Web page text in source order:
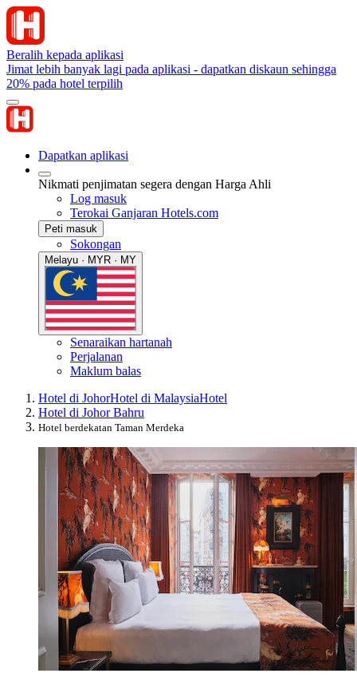
Beralih kepada aplikasi
Jimat lebih banyak lagi pada aplikasi - dapatkan diskaun sehingga
20% pada hotel terpilih
Dapatkan aplikasi
Nikmati penjimatan segera dengan Harga Ahli
Log masuk
Terokai Ganjaran Hotels.com
Peti masuk
Sokongan
Melayu · MYR · MY
Senaraikan hartanah
Perjalanan
Maklum balas
Hotel di JohorHotel di MalaysiaHotel
Hotel di Johor Bahru
Hotel berdekatan Taman Merdeka